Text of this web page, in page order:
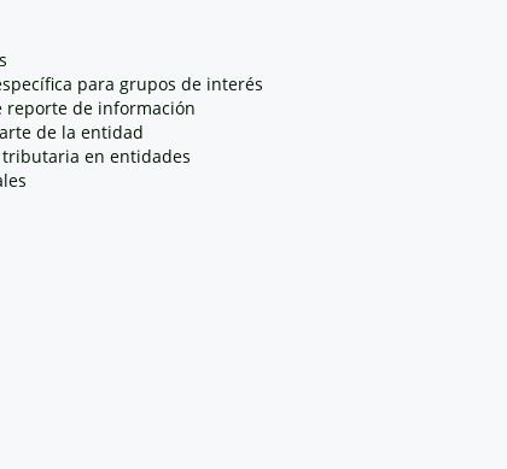
para grupos de interés
reporte de información
de la entidad
en entidades